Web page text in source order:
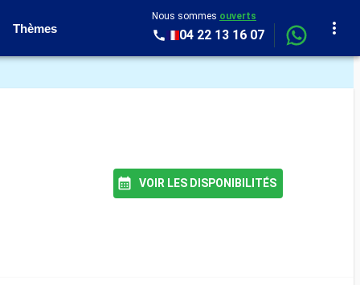
Thèmes
Nous sommes ouverts
04 22 13 16 07
VOIR LES DISPONIBILITÉS